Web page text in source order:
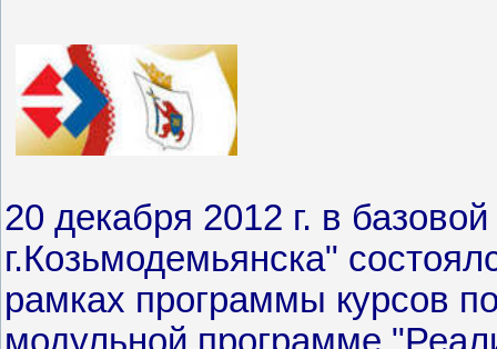
20 декабря 2012 г. в
г.Козьмодемьянска"
рамках программы курсов